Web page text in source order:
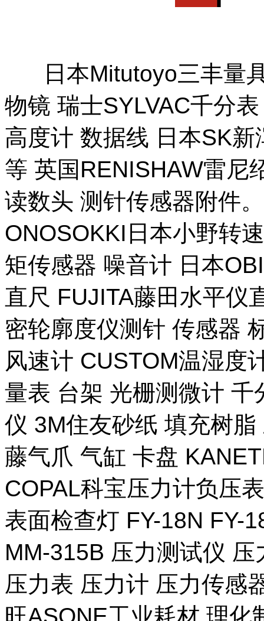
日本Mitutoyo三丰量
物镜 瑞士SYLVAC千分
高度计 数据线 日本SK
等 英国RENISHAW雷尼
读数头 测针传感器附件
ONOSOKKI日本小野转
矩传感器 噪音计 日本
直尺 FUJITA藤田水平仪
密轮廓度仪测针 传感器
风速计 CUSTOM温湿度
量表 台架 光栅测微计
仪 3M住友砂纸 填充树
藤气爪 气缸 卡盘
COPAL科宝压力计负压
表面检查灯 FY-18N FY-
MM-315B 压力测试仪
压力表 压力计 压力传感